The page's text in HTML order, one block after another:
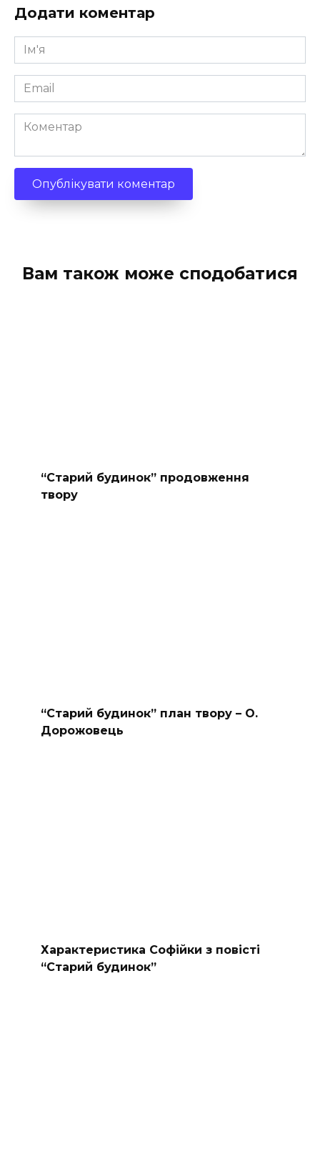
Додати коментар
Ім'я
*
Email
*
Коментар
Вам також може сподобатися
“Старий будинок” продовження
твору
“Старий будинок” план твору – О.
Дорожовець
Характеристика Софійки з повісті
“Старий будинок”